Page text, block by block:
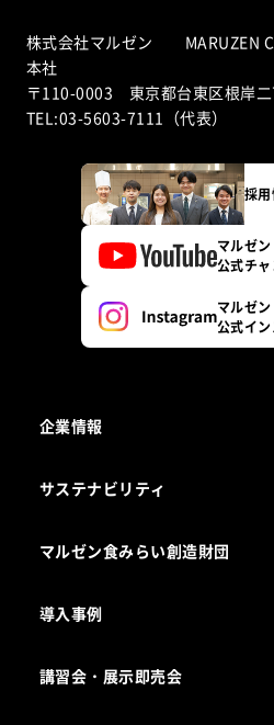
株式会社マルゼン MARUZEN
本社
〒110-0003 東京都台東区根岸二
TEL:03-5603-7111（代表）
採
マルゼン
公式チ
マルゼン
公式イ
企業情報
会社組織
製品の開発
事業所一覧
サステナビリティ
マルゼン食みらい創造財団
導入事例
講習会・展示即売会